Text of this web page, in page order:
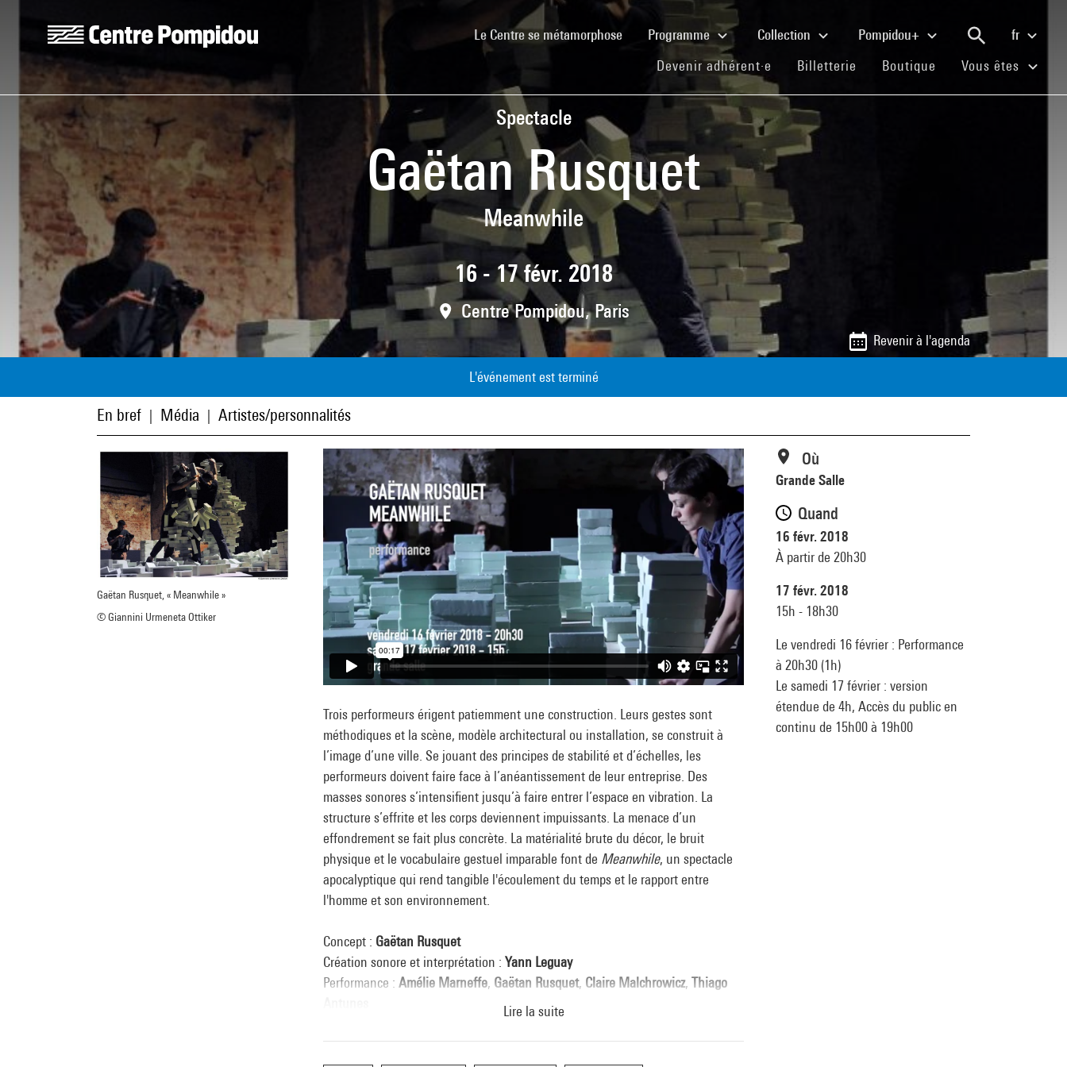
Centre Pompidou
Le Centre se métamorphose(current)Programme Collection Pompidou+
fr
Devenir adhérent·e (current)
Billetterie (current)
Boutique (current)
Vous êtes
Spectacle
Gaëtan Rusquet
Meanwhile
16 - 17 févr. 2018
Centre Pompidou, Paris
Revenir à l'agenda
L'événement est terminé
En bref Média Artistes/personnalités
Gaëtan Rusquet, « Meanwhile »
© Giannini Urmeneta Ottiker
Trois performeurs érigent patiemment une construction. Leurs gestes sont
méthodiques et la scène, modèle architectural ou installation, se construit à
l’image d’une ville. Se jouant des principes de stabilité et d’échelles, les
performeurs doivent faire face à l’anéantissement de leur entreprise. Des
masses sonores s’intensifient jusqu’à faire entrer l’espace en vibration. La
structure s’effrite et les corps deviennent impuissants. La menace d’un
effondrement se fait plus concrète. La matérialité brute du décor, le bruit
physique et le vocabulaire gestuel imparable font de Meanwhile, un spectacle
apocalyptique qui rend tangible l'écoulement du temps et le rapport entre
l'homme et son environnement.
Concept : Gaëtan Rusquet
Création sonore et interprétation : Yann Leguay
Performance : Amélie Marneffe, Gaëtan Rusquet, Claire Malchrowicz, Thiago
Régisseur : Thiago Antunes
Lire la suite
Où
Grande Salle
Quand
16 févr. 2018
À partir de 20h30
17 févr. 2018
15h - 18h30
Le vendredi 16 février : Performance
à 20h30 (1h)
Le samedi 17 février : version
étendue de 4h, Accès du public en
continu de 15h00 à 19h00